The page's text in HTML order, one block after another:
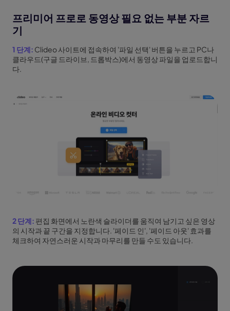
프리미어 프로로 동영상 필요 없는 부분 자르
기
1 단계: Clideo 사이트에 접속하여 '파일 선택' 버튼을 누르고 PC나
클라우드(구글 드라이브, 드롭박스)에서 동영상 파일을 업로드합니
다.
2 단계: 편집 화면에서 노란색 슬라이더를 움직여 남기고 싶은 영상
의 시작과 끝 구간을 지정합니다. '페이드 인', '페이드 아웃' 효과를
체크하여 자연스러운 시작과 마무리를 만들 수도 있습니다.